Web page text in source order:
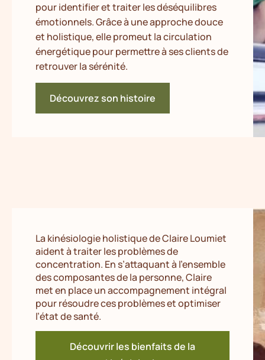
pour identifier et traiter les déséquilibres
émotionnels. Grâce à une approche douce
et holistique, elle promeut la circulation
énergétique pour permettre à ses clients de
retrouver la sérénité.
Découvrez son histoire
La kinésiologie holistique de Claire Loumiet
aident à traiter les problèmes de
concentration. En s’attaquant à l’ensemble
des composantes de la personne, Claire
met en place un accompagnement intégral
pour résoudre ces problèmes et optimiser
l’état de santé.
Découvrir les bienfaits de la